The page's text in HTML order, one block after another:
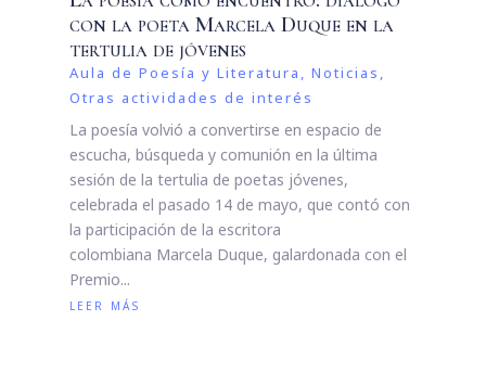
con la poeta Marcela Duque en la
tertulia de jóvenes
Aula de Poesía y Literatura , Noticias ,
Otras actividades de interés
La poesía volvió a convertirse en espacio de
escucha, búsqueda y comunión en la última
sesión de la tertulia de poetas jóvenes,
celebrada el pasado 14 de mayo, que contó con
la participación de la escritora
colombiana Marcela Duque, galardonada con el
Premio...
leer más